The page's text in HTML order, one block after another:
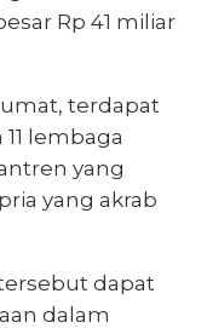
Rp 41 miliar
terdapat
lembaga
yang
yang akrab
dapat
dalam